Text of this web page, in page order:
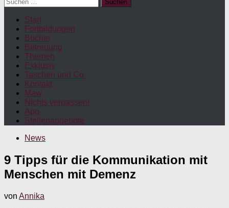
nach:
Start
Fortbildungen
Bücher
Betreuung
Themen
Exklusiv
Taschen und Co.
Kontakt
Maw
Nichts verpassen!
App
Stellenangebote
News
9 Tipps für die Kommunikation mit
Menschen mit Demenz
von Annika